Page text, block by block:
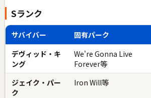
Sランク
サバイバー 固有パーク
デヴィッド・キ
ング
We're Gonna Live
Forever等
ジェイク・パー
ク
Iron Will等